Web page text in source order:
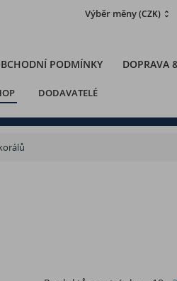
Výběr měny(CZK)
PODMÍNKY DOPRAVA
DODAVATELÉ